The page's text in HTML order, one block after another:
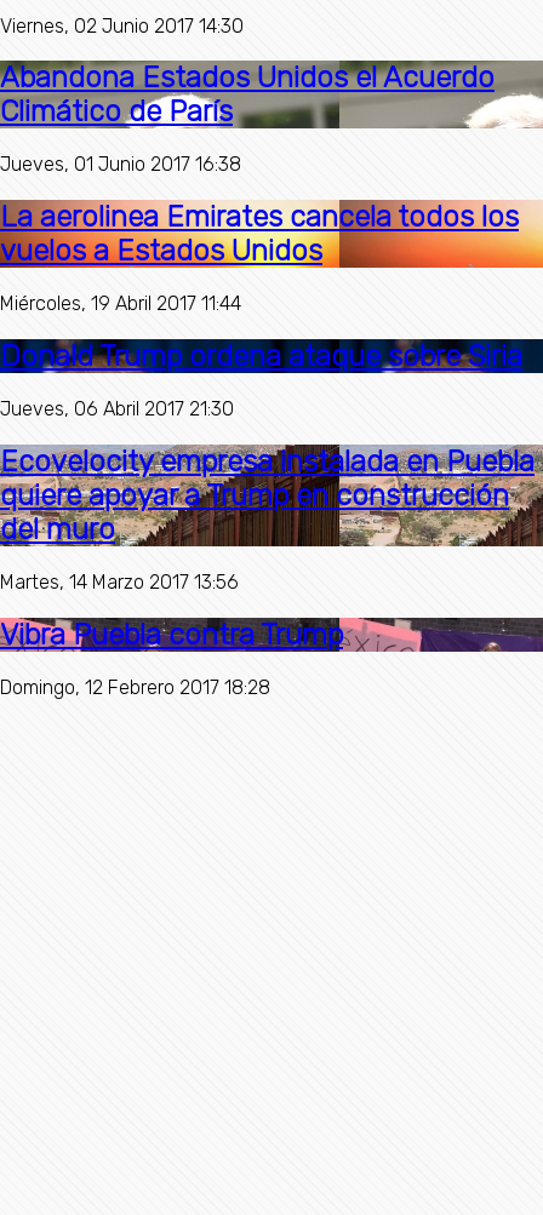
Viernes, 02 Junio 2017 14:30
Abandona Estados Unidos el Acuerdo
Climático de París
Jueves, 01 Junio 2017 16:38
La aerolinea Emirates cancela todos los
vuelos a Estados Unidos
Miércoles, 19 Abril 2017 11:44
Donald Trump ordena ataque sobre Siria
Jueves, 06 Abril 2017 21:30
Ecovelocity empresa instalada en Puebla
quiere apoyar a Trump en construcción
del muro
Martes, 14 Marzo 2017 13:56
Vibra Puebla contra Trump
Domingo, 12 Febrero 2017 18:28